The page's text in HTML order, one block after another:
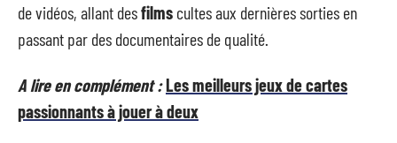
de vidéos, allant desfilms cultes aux dernières sorties en
passant par des documentaires de qualité.
A lire en complément :Les meilleurs jeux de cartes
passionnants à jouer à deux